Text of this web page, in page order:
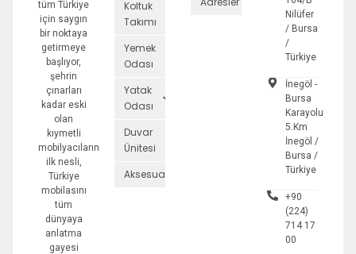
tüm Türkiye
için saygın
bir noktaya
getirmeye
başlıyor,
şehrin
çınarları
kadar eski
olan
kıymetli
mobilyacıların
ilk nesli,
Türkiye
mobilasını
tüm
dünyaya
anlatma
gayesi
Koltuk
Takımı
Yemek
Odası
Yatak
Odası
Duvar
Ünitesi
Aksesuarlar
Nilüfer
/ Bursa
/
Türkiye
İnegöl -
Bursa
Karayolu
5.Km
İnegöl /
Bursa /
Türkiye
+90
(224)
714 17
00